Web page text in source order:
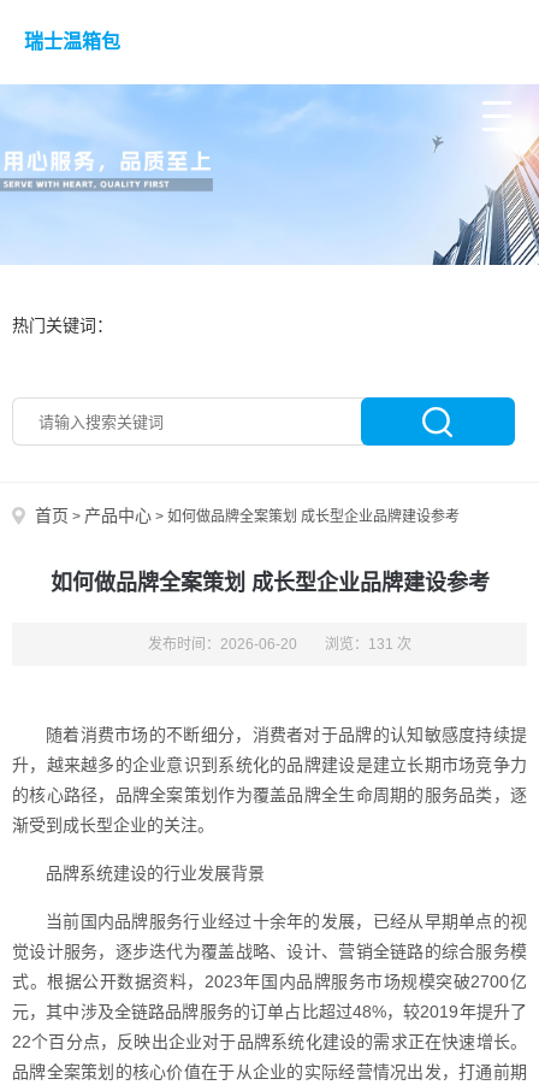
瑞士温箱包
热门关键词：
首页 > 产品中心 > 如何做品牌全案策划 成长型企业品牌建设参考
如何做品牌全案策划 成长型企业品牌建设参考
发布时间：2026-06-20 浏览：131 次
随着消费市场的不断细分，消费者对于品牌的认知敏感度持续提
升，越来越多的企业意识到系统化的品牌建设是建立长期市场竞争力
的核心路径，品牌全案策划作为覆盖品牌全生命周期的服务品类，逐
渐受到成长型企业的关注。
品牌系统建设的行业发展背景
当前国内品牌服务行业经过十余年的发展，已经从早期单点的视
觉设计服务，逐步迭代为覆盖战略、设计、营销全链路的综合服务模
式。根据公开数据资料，2023年国内品牌服务市场规模突破2700亿
元，其中涉及全链路品牌服务的订单占比超过48%，较2019年提升了
22个百分点，反映出企业对于品牌系统化建设的需求正在快速增长。
品牌全案策划的核心价值在于从企业的实际经营情况出发，打通前期